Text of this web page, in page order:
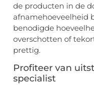
de producten in de
afnamehoeveelheid
benodigde
overschotten of
prettig.
Profiteer van
specialist